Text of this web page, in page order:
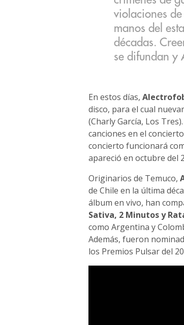
violaciones de
manos del
décadas.
se difundan y
En estos días,
disco, para el cual
(Charly García, Los
canciones en el
concierto funcionará
apareció en octubre del
Originarios de Temuco,
de Chile en la última
álbum en vivo, han
Sativa, 2 Minutos y
como Argentina y
Además, fueron
los Premios Pulsar del